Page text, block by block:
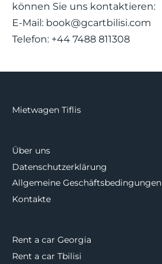
können Sie uns kontaktieren:
E-Mail: book@gcartbilisi.com
Telefon: +44 7488 811308
Mietwagen Tiflis
Über uns
Datenschutzerklärung
Allgemeine Geschäftsbedingungen
Kontakte
Rent a car Georgia
Rent a car Tbilisi